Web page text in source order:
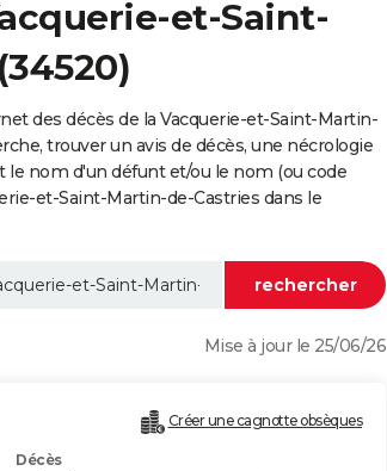
et-Saint-
des décès de la Vacquerie-et-Saint-Martin-
trouver un avis de décès, une nécrologie
le nom d'un défunt et/ou le nom (ou code
et-Saint-Martin-de-Castries dans le
Mise à jour le 25/06/26
Créer une cagnotte obsèques
Décès